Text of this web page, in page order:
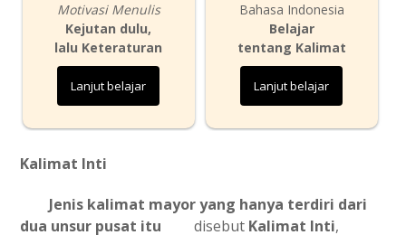
Motivasi Menulis
Kejutan dulu,
lalu Keteraturan
Lanjut belajar
Bahasa Indonesia
Belajar
tentang Kalimat
Lanjut belajar
Kalimat Inti
Jenis kalimat mayor yang hanya terdiri dari
dua unsur pusat itu
disebut Kalimat Inti,